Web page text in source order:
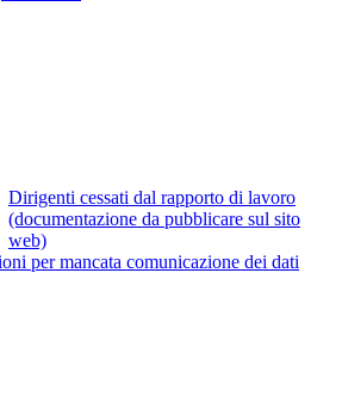
Dirigenti cessati dal rapporto di lavoro
(documentazione da pubblicare sul sito
web)
per mancata comunicazione dei dati